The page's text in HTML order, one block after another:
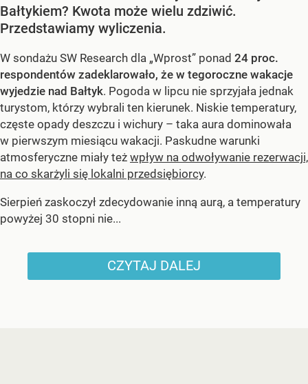
Bałtykiem? Kwota może wielu zdziwić.
Przedstawiamy wyliczenia.
W sondażu SW Research dla „Wprost” ponad 24 proc.
respondentów zadeklarowało, że w tegoroczne wakacje
wyjedzie nad Bałtyk. Pogoda w lipcu nie sprzyjała jednak
turystom, którzy wybrali ten kierunek. Niskie temperatury,
częste opady deszczu i wichury – taka aura dominowała
w pierwszym miesiącu wakacji. Paskudne warunki
atmosferyczne miały też wpływ na odwoływanie rezerwacji,
na co skarżyli się lokalni przedsiębiorcy.
Sierpień zaskoczył zdecydowanie inną aurą, a temperatury
powyżej 30 stopni nie...
CZYTAJ DALEJ